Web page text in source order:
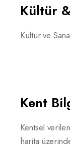
Kültür
Kültür ve
Kent
Kentsel
harita